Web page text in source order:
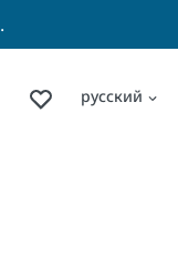
.
русский